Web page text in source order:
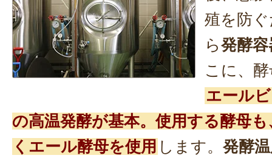
殖を防
ら発酵容
こに、
エール
の高温発酵が基本。使用する酵母
くエール酵母を使用 します。 発酵